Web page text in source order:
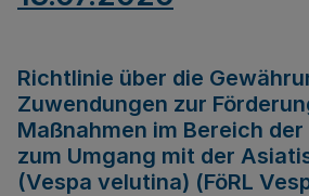
Richtlinie über die
Zuwendungen zur
Maßnahmen im Bereich
zum Umgang mit der
(Vespa velutina) (FöRL